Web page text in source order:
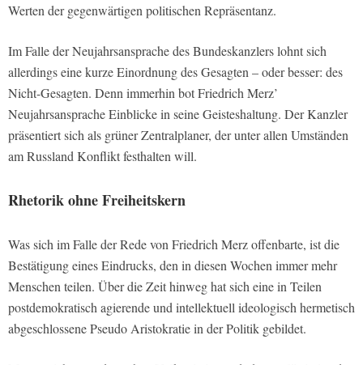
Werten der gegenwärtigen politischen Repräsentanz.
Im Falle der Neujahrsansprache des Bundeskanzlers lohnt sich
allerdings eine kurze Einordnung des Gesagten – oder besser: des
Nicht-Gesagten. Denn immerhin bot Friedrich Merz’
Neujahrsansprache Einblicke in seine Geisteshaltung. Der Kanzler
präsentiert sich als grüner Zentralplaner, der unter allen Umständen
am Russland Konflikt festhalten will.
Rhetorik ohne Freiheitskern
Was sich im Falle der Rede von Friedrich Merz offenbarte, ist die
Bestätigung eines Eindrucks, den in diesen Wochen immer mehr
Menschen teilen. Über die Zeit hinweg hat sich eine in Teilen
postdemokratisch agierende und intellektuell ideologisch hermetisch
abgeschlossene Pseudo Aristokratie in der Politik gebildet.